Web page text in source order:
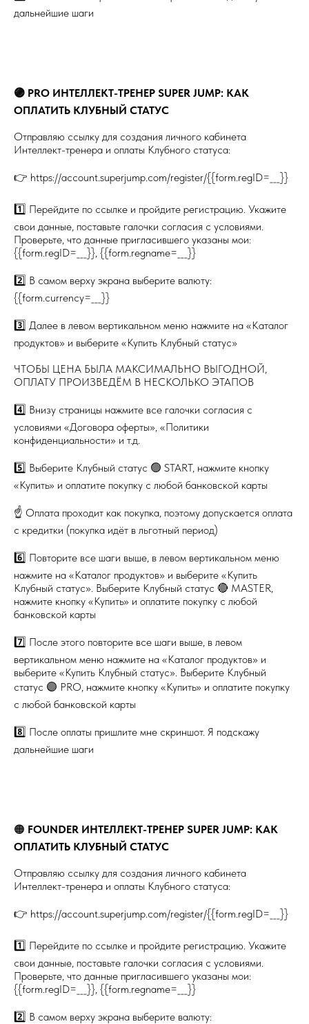
дальнейшие шаги
🟣 PRO ИНТЕЛЛЕКТ-ТРЕНЕР SUPER JUMP: КАК
ОПЛАТИТЬ КЛУБНЫЙ СТАТУС
Отправляю ссылку для создания личного кабинета
Интеллект-тренера и оплаты Клубного статуса:
👉 https://account.superjump.com/register/{{form.regID=___}}
1️⃣ Перейдите по ссылке и пройдите регистрацию. Укажите
свои данные, поставьте галочки согласия с условиями.
Проверьте, что данные пригласившего указаны мои:
{{form.regID=___}}, {{form.regname=___}}
2️⃣ В самом верху экрана выберите валюту:
{{form.currency=___}}
3️⃣ Далее в левом вертикальном меню нажмите на «Каталог
продуктов» и выберите «Купить Клубный статус»
ЧТОБЫ ЦЕНА БЫЛА МАКСИМАЛЬНО ВЫГОДНОЙ,
ОПЛАТУ ПРОИЗВЕДЁМ В НЕСКОЛЬКО ЭТАПОВ
4️⃣ Внизу страницы нажмите все галочки согласия с
условиями «Договора оферты», «Политики
конфиденциальности» и т.д.
5️⃣ Выберите Клубный статус 🟢 START, нажмите кнопку
«Купить» и оплатите покупку с любой банковской карты
☝️ Оплата проходит как покупка, поэтому допускается оплата
с кредитки (покупка идёт в льготный период)
6️⃣ Повторите все шаги выше, в левом вертикальном меню
нажмите на «Каталог продуктов» и выберите «Купить
Клубный статус». Выберите Клубный статус 🔴 MASTER,
нажмите кнопку «Купить» и оплатите покупку с любой
банковской карты
7️⃣ После этого повторите все шаги выше, в левом
вертикальном меню нажмите на «Каталог продуктов» и
выберите «Купить Клубный статус». Выберите Клубный
статус 🟣 PRO, нажмите кнопку «Купить» и оплатите покупку
с любой банковской карты
8️⃣ После оплаты пришлите мне скриншот. Я подскажу
дальнейшие шаги
🟠 FOUNDER ИНТЕЛЛЕКТ-ТРЕНЕР SUPER JUMP: КАК
ОПЛАТИТЬ КЛУБНЫЙ СТАТУС
Отправляю ссылку для создания личного кабинета
Интеллект-тренера и оплаты Клубного статуса:
👉 https://account.superjump.com/register/{{form.regID=___}}
1️⃣ Перейдите по ссылке и пройдите регистрацию. Укажите
свои данные, поставьте галочки согласия с условиями.
Проверьте, что данные пригласившего указаны мои:
{{form.regID=___}}, {{form.regname=___}}
2️⃣ В самом верху экрана выберите валюту: